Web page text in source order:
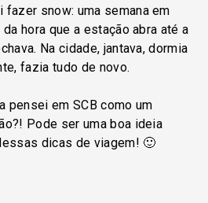
fazer snow: uma semana em
da hora que a estação abra até a
Na cidade, jantava, dormia
fazia tudo de novo.
pensei em SCB como um
Pode ser uma boa ideia
dicas de viagem! 🙂